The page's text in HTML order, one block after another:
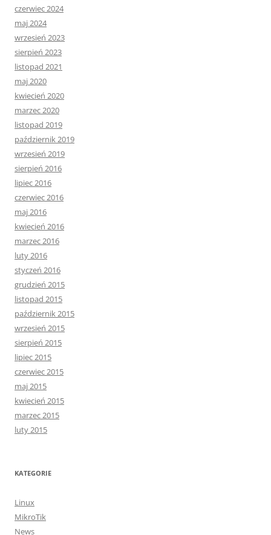
czerwiec 2024
maj 2024
wrzesień 2023
sierpień 2023
listopad 2021
maj 2020
kwiecień 2020
marzec 2020
listopad 2019
październik 2019
wrzesień 2019
sierpień 2016
lipiec 2016
czerwiec 2016
maj 2016
kwiecień 2016
marzec 2016
luty 2016
styczeń 2016
grudzień 2015
listopad 2015
październik 2015
wrzesień 2015
sierpień 2015
lipiec 2015
czerwiec 2015
maj 2015
kwiecień 2015
marzec 2015
luty 2015
KATEGORIE
Linux
MikroTik
News